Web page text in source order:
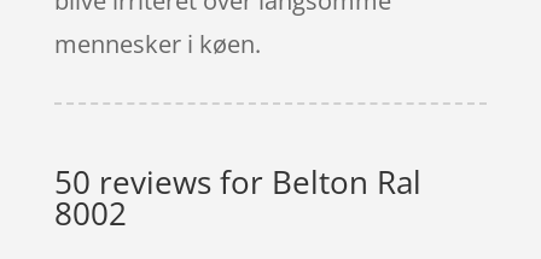
mennesker i køen.
50 reviews for Belton Ral
8002